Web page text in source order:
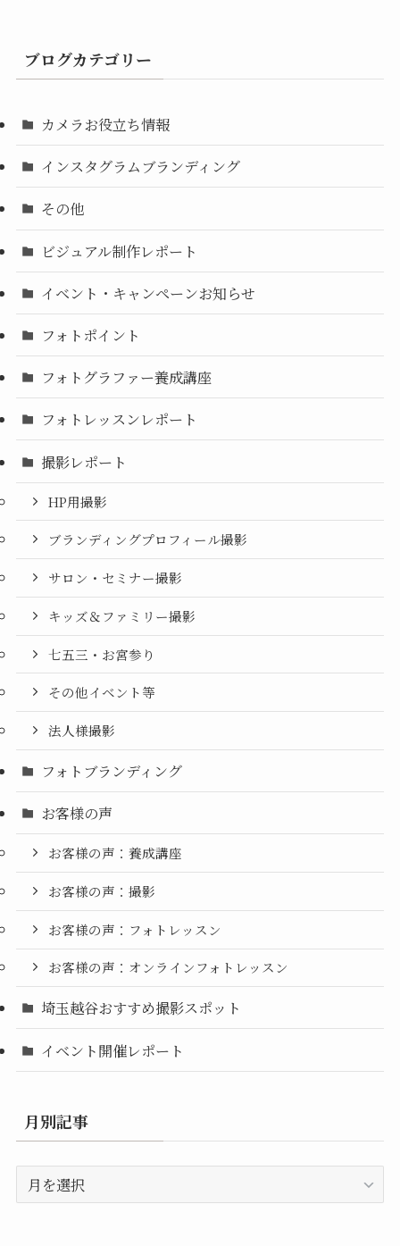
ブログカテゴリー
カメラお役立ち情報
インスタグラムブランディング
その他
ビジュアル制作レポート
イベント・キャンペーンお知らせ
フォトポイント
フォトグラファー養成講座
フォトレッスンレポート
撮影レポート
HP用撮影
ブランディングプロフィール撮影
サロン・セミナー撮影
キッズ＆ファミリー撮影
七五三・お宮参り
その他イベント等
法人様撮影
フォトブランディング
お客様の声
お客様の声：養成講座
お客様の声：撮影
お客様の声：フォトレッスン
お客様の声：オンラインフォトレッスン
埼玉越谷おすすめ撮影スポット
イベント開催レポート
月別記事
別